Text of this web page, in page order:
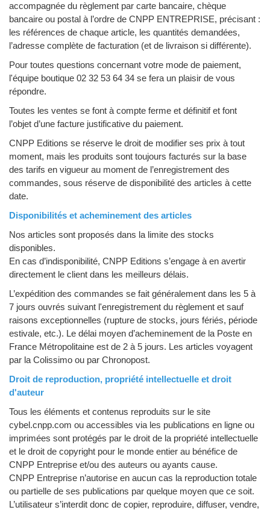
accompagnée du règlement par carte bancaire, chèque
bancaire ou postal à l’ordre de CNPP ENTREPRISE, précisant :
les références de chaque article, les quantités demandées,
l’adresse complète de facturation (et de livraison si différente).
Pour toutes questions concernant votre mode de paiement,
l'équipe boutique 02 32 53 64 34 se fera un plaisir de vous
répondre.
Toutes les ventes se font à compte ferme et définitif et font
l’objet d’une facture justificative du paiement.
CNPP Editions se réserve le droit de modifier ses prix à tout
moment, mais les produits sont toujours facturés sur la base
des tarifs en vigueur au moment de l’enregistrement des
commandes, sous réserve de disponibilité des articles à cette
date.
Disponibilités et acheminement des articles
Nos articles sont proposés dans la limite des stocks
disponibles.
En cas d’indisponibilité, CNPP Editions s’engage à en avertir
directement le client dans les meilleurs délais.
L’expédition des commandes se fait généralement dans les 5 à
7 jours ouvrés suivant l'enregistrement du règlement et sauf
raisons exceptionnelles (rupture de stocks, jours fériés, période
estivale, etc.). Le délai moyen d’acheminement de la Poste en
France Métropolitaine est de 2 à 5 jours. Les articles voyagent
par la Colissimo ou par Chronopost.
Droit de reproduction, propriété intellectuelle et droit
d'auteur
Tous les éléments et contenus reproduits sur le site
cybel.cnpp.com ou accessibles via les publications en ligne ou
imprimées sont protégés par le droit de la propriété intellectuelle
et le droit de copyright pour le monde entier au bénéfice de
CNPP Entreprise et/ou des auteurs ou ayants cause.
CNPP Entreprise n’autorise en aucun cas la reproduction totale
ou partielle de ses publications par quelque moyen que ce soit.
L’utilisateur s’interdit donc de copier, reproduire, diffuser, vendre,